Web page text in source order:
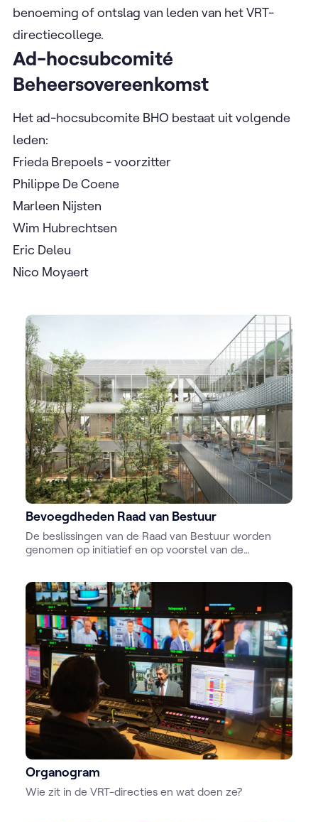
benoeming of ontslag van leden van het VRT-
directiecollege.
Ad-hocsubcomité
Beheersovereenkomst
Het ad-hocsubcomite BHO bestaat uit volgende
leden:
Frieda Brepoels - voorzitter
Philippe De Coene
Marleen Nijsten
Wim Hubrechtsen
Eric Deleu
Nico Moyaert
Bevoegdheden Raad van Bestuur
De beslissingen van de Raad van Bestuur worden
genomen op initiatief en op voorstel van de
van de Raad van Bestuur.
Organogram
Wie zit in de VRT-directies en wat doen ze?